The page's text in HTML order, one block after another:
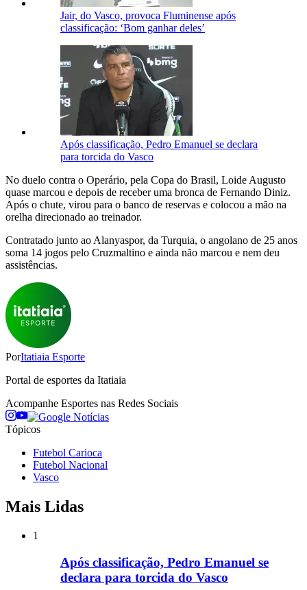
Jair, do Vasco, provoca Fluminense após
classificação: ‘Bom ganhar deles’
Após classificação, Pedro Emanuel se declara
para torcida do Vasco
No duelo contra o Operário, pela Copa do Brasil, Loide Augusto
quase marcou e depois de receber uma bronca de Fernando Diniz.
Após o chute, virou para o banco de reservas e colocou a mão na
orelha direcionado ao treinador.
Contratado junto ao Alanyaspor, da Turquia, o angolano de 25 anos
soma 14 jogos pelo Cruzmaltino e ainda não marcou e nem deu
assistências.
PorItatiaia Esporte
Portal de esportes da Itatiaia
Acompanhe Esportes nas Redes Sociais
Tópicos
Futebol Carioca
Futebol Nacional
Vasco
Mais Lidas
1
Após classificação, Pedro Emanuel se
declara para torcida do Vasco